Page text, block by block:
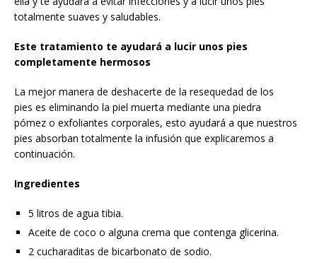
totalmente suaves y saludables.
Este tratamiento te ayudará a lucir unos pies
completamente hermosos
La mejor manera de deshacerte de la resequedad de los
pies es eliminando la piel muerta mediante una piedra
pómez o exfoliantes corporales, esto ayudará a que nuestros
pies absorban totalmente la infusión que explicaremos a
continuación.
Ingredientes
5 litros de agua tibia.
Aceite de coco o alguna crema que contenga glicerina.
2 cucharaditas de bicarbonato de sodio.